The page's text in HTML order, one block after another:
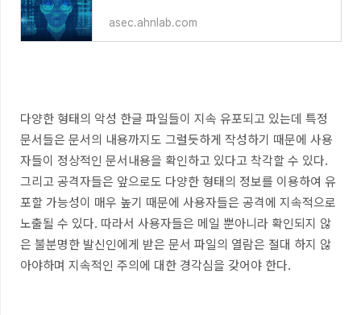
asec.ahnlab.com
다양한 형태의 악성 한글 파일들이 지속 유포되고 있는데 특정
문서들은 문서의 내용까지도 그럴듯하게 작성하기 때문에 사용
자들이 정상적인 문서내용을 확인하고 있다고 착각할 수 있다.
그리고 공격자들은 앞으로도 다양한 형태의 정보를 이용하여 유
포할 가능성이 매우 높기 때문에 사용자들은 공격에 지속적으로
노출될 수 있다. 따라서 사용자들은 메일 뿐아니라 확인되지 않
은 불분명한 발신인에게 받은 문서 파일의 열람은 절대 하지 않
아야하며 지속적인 주의에 대한 경각심을 갖어야 한다.